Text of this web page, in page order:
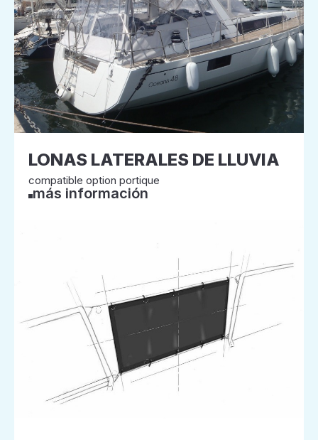
LONAS LATERALES DE LLUVIA
compatible option portique
más información